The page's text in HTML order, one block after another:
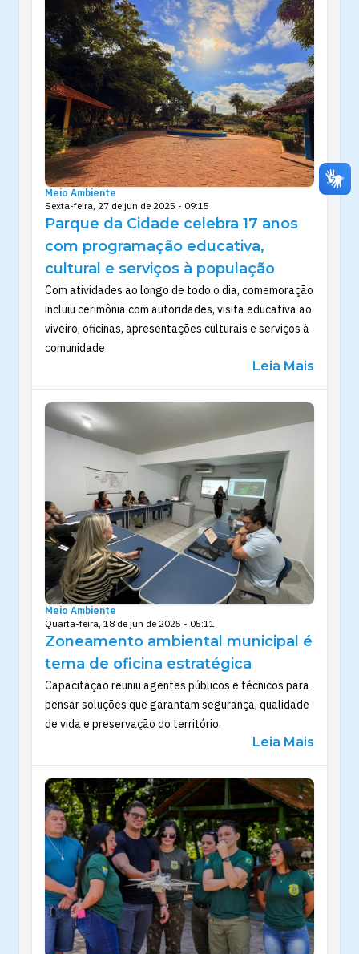
Meio Ambiente
Sexta-feira, 27 de jun de 2025 - 09:15
Parque da Cidade celebra 17 anos
com programação educativa,
cultural e serviços à população
Com atividades ao longo de todo o dia, comemoração
incluiu cerimônia com autoridades, visita educativa ao
viveiro, oficinas, apresentações culturais e serviços à
comunidade
Leia Mais
Meio Ambiente
Quarta-feira, 18 de jun de 2025 - 05:11
Zoneamento ambiental municipal é
tema de oficina estratégica
Capacitação reuniu agentes públicos e técnicos para
pensar soluções que garantam segurança, qualidade
de vida e preservação do território.
Leia Mais